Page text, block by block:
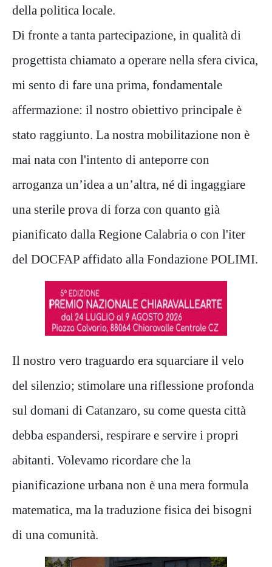
della politica locale.
Di fronte a tanta partecipazione, in qualità di
progettista chiamato a operare nella sfera civica,
mi sento di fare una prima, fondamentale
affermazione: il nostro obiettivo principale è
stato raggiunto. La nostra mobilitazione non è
mai nata con l'intento di anteporre con
arroganza un’idea a un’altra, né di ingaggiare
una sterile prova di forza con quanto già
pianificato dalla Regione Calabria o con l'iter
del DOCFAP affidato alla Fondazione POLIMI.
Il nostro vero traguardo era squarciare il velo
del silenzio; stimolare una riflessione profonda
sul domani di Catanzaro, su come questa città
debba espandersi, respirare e servire i propri
abitanti. Volevamo ricordare che la
pianificazione urbana non è una mera formula
matematica, ma la traduzione fisica dei bisogni
di una comunità.